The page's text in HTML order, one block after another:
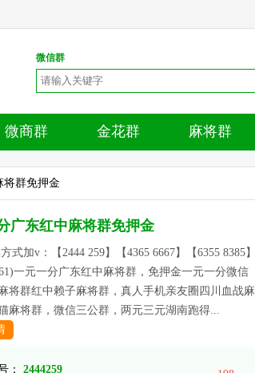
微信群
微商群 金花群 麻将群
将群免押金
广东红中麻将群免押金
式加v：【2444 259】【4365 6667】【6355 8385】
一元一分广东红中麻将群，免押金一元一分微信
将群红中赖子麻将群，真人手机亲友圈四川血战麻
麻将群，微信三公群，两元三元湖南跑得...
： 2444259